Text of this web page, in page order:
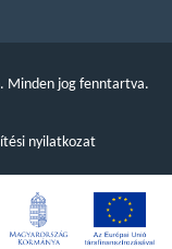
Minden jog fenntartva.
nyilatkozat